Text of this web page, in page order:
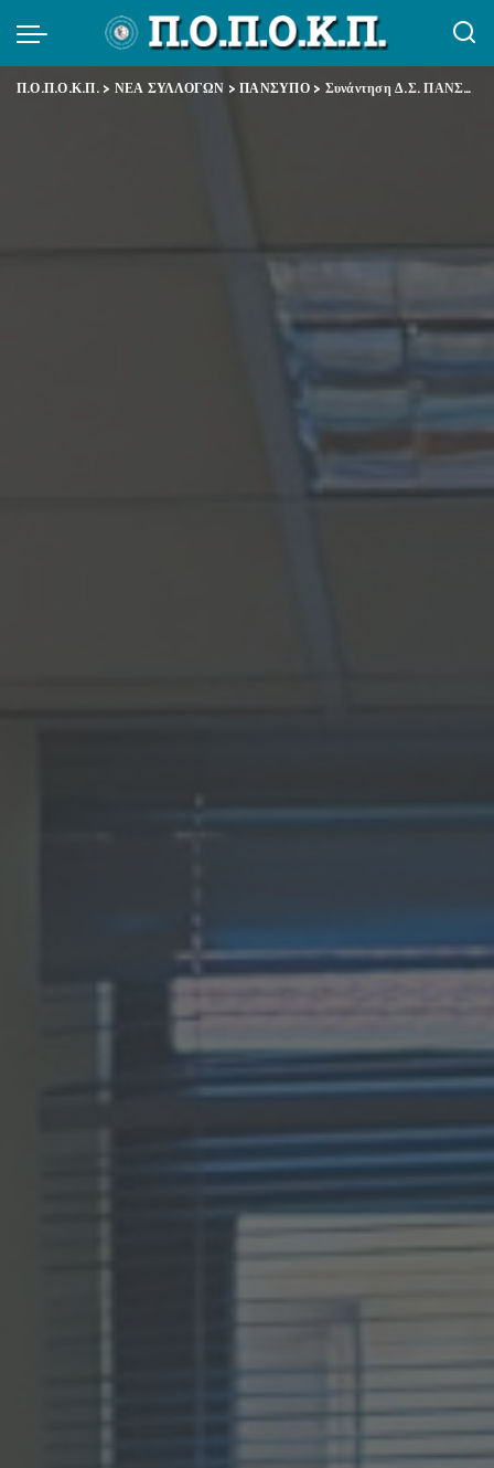
Π.Ο.Π.Ο.Κ.Π.> ΝΕΑ ΣΥΛΛΟΓΩΝ >ΠΑΝΣΥΠΟ> Συνάντηση Δ.Σ. ΠΑΝΣΥΠΟ-τ.ΟΕΕ-τ.ΟΕΚ με αντιπροσωπεία του ΣΥΡΙΖΑ για το νέο νομοσχέδιο περί στέγασης